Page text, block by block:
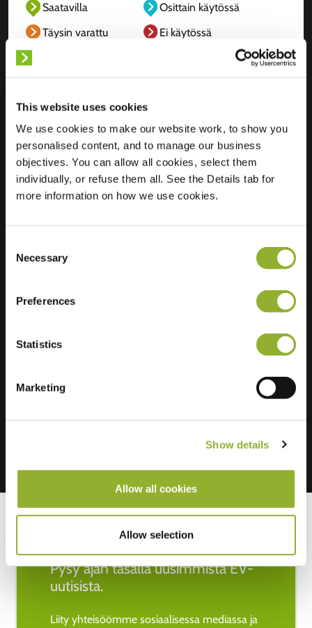
This website uses cookies
We use cookies to make our website work, to show you
personalised content, and to manage our business
objectives. You can allow all cookies, select them
individually, or refuse them all. See the Details tab for
more information on how we use cookies.
Selection
Necessary
Preferences
Statistics
Marketing
Show details
Allow all cookies
Allow selection
Saatavilla
Osittain käytössä
Täysin varattu
Ei käytössä
Sijainti
La Salettestraat 24
9680 Maarkedal
Belgia Belgia
Pysy ajan tasalla uusimmista EV-
uutisista.
Liity yhteisöömme sosiaalisessa mediassa ja